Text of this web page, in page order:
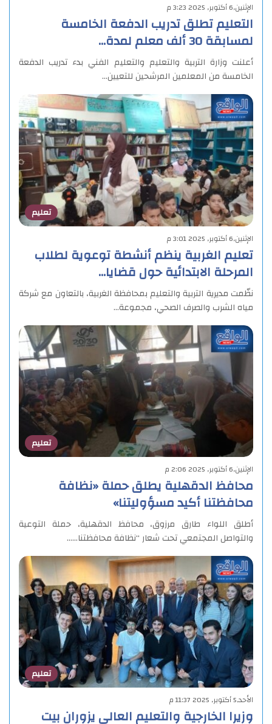
الإثنين,6 أكتوبر, 2025 3:23 م
التعليم تطلق تدريب الدفعة الخامسة
لمسابقة 30 ألف معلم لمدة…
أعلنت وزارة التربية والتعليم والتعليم الفني بدء تدريب الدفعة
الخامسة من المعلمين المرشحين للتعيين…
تعليم
الإثنين,6 أكتوبر, 2025 3:01 م
تعليم الغربية ينظم أنشطة توعوية لطلاب
المرحلة الابتدائية حول قضايا…
نظّمت مديرية التربية والتعليم بمحافظة الغربية، بالتعاون مع شركة
مياه الشرب والصرف الصحي، مجموعة…
تعليم
الإثنين,6 أكتوبر, 2025 2:06 م
محافظ الدقهلية يطلق حملة «نظافة
محافظتنا أكيد مسؤوليتنا»
أطلق اللواء طارق مرزوق، محافظ الدقهلية، حملة التوعية
والتواصل المجتمعي تحت شعار “نظافة محافظتنا……
تعليم
الأحد,5 أكتوبر, 2025 11:37 م
وزيرا الخارجية والتعليم العالي يزوران بيت